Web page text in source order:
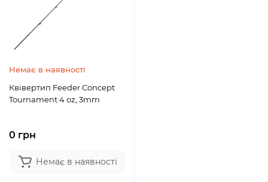
Немає в наявності
Квівертип Feeder Concept
Tournament 4 oz, 3mm
0 грн
Немає в наявності